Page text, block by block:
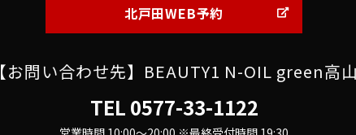
北戸田WEB予約
【お問い合わせ先】BEAUTY1 N-OIL green高
TEL 0577-33-1122